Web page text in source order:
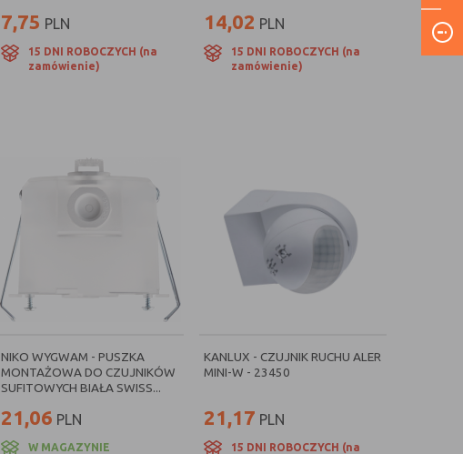
7,75 PLN
15 DNI ROBOCZYCH (na
zamówienie)
14,02 PLN
15 DNI ROBOCZYCH (na
zamówienie)
NIKO WYGWAM - PUSZKA
MONTAŻOWA DO CZUJNIKÓW
SUFITOWYCH BIAŁA SWISS...
21,06 PLN
W MAGAZYNIE
KANLUX - CZUJNIK RUCHU ALER
MINI-W - 23450
21,17 PLN
15 DNI ROBOCZYCH (na